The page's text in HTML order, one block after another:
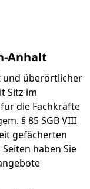
Anhalt
und überörtlicher
Sitz im
die Fachkräfte
§ 85 SGB VIII
gefächerten
haben Sie